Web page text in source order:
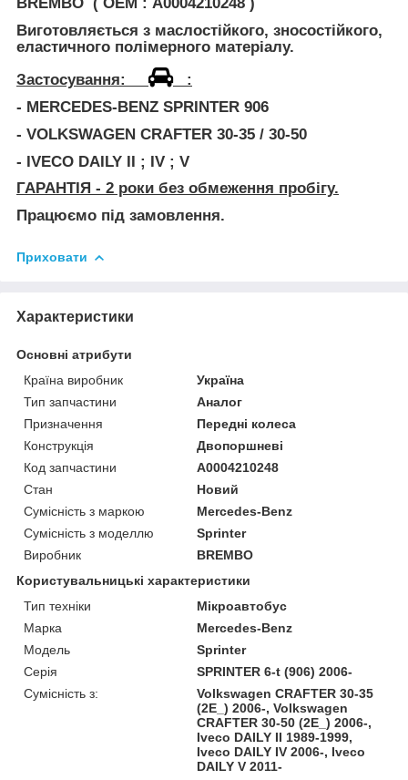
Виготовляється з маслостійкого, зносостійкого,
еластичного полімерного матеріалу.
Застосування:
:
- MERCEDES-BENZ SPRINTER 906
- VOLKSWAGEN CRAFTER 30-35 / 30-50
- IVECO DAILY II ; IV ; V
ГАРАНТІЯ - 2 роки без обмеження пробігу.
Працюємо під замовлення.
Приховати
Характеристики
Основні атрибути
Країна виробник
Україна
Тип запчастини
Аналог
Призначення
Передні колеса
Конструкція
Двопоршневі
Код запчастини
А0004210248
Стан
Новий
Сумісність з маркою
Mercedes-Benz
Сумісність з моделлю
Sprinter
Виробник
BREMBO
Користувальницькі характеристики
Тип техніки
Мікроавтобус
Марка
Mercedes-Benz
Модель
Sprinter
Серія
SPRINTER 6-t (906) 2006-
Сумісність з:
Volkswagen CRAFTER 30-35
(2E_) 2006-, Volkswagen
CRAFTER 30-50 (2E_) 2006-,
Iveco DAILY II 1989-1999,
Iveco DAILY IV 2006-, Iveco
DAILY V 2011-